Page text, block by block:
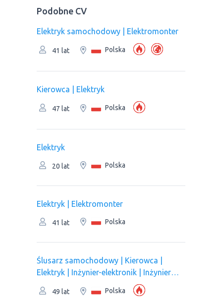
Podobne CV
Elektryk samochodowy | Elektromonter
41 lat Polska
Kierowca | Elektryk
47 lat Polska
Elektryk
20 lat Polska
Elektryk | Elektromonter
41 lat Polska
Ślusarz samochodowy | Kierowca |
Elektryk | Inżynier-elektronik | Inżynier
49 lat Polska